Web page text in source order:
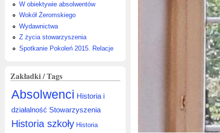
W obiektywie absolwentów
Wokół Żeromskiego
Wydawnictwa
Z życia stowarzyszenia
Spotkanie Pokoleń 2015. Relacje
Zakładki / Tags
Absolwenci Historia i
działalność Stowarzyszenia
Historia szkoły Historia